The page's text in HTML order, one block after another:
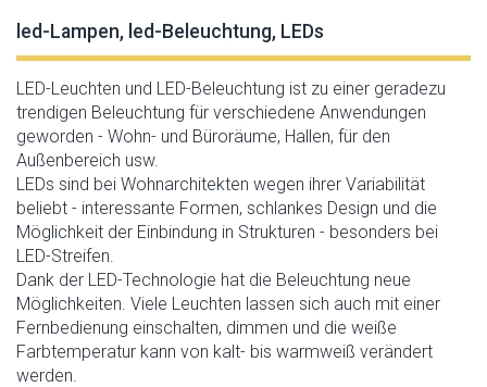
led-Lampen, led-Beleuchtung, LEDs
LED-Leuchten und LED-Beleuchtung ist zu einer geradezu
trendigen Beleuchtung für verschiedene Anwendungen
geworden - Wohn- und Büroräume, Hallen, für den
Außenbereich usw.
LEDs sind bei Wohnarchitekten wegen ihrer Variabilität
beliebt - interessante Formen, schlankes Design und die
Möglichkeit der Einbindung in Strukturen - besonders bei
LED-Streifen.
Dank der LED-Technologie hat die Beleuchtung neue
Möglichkeiten. Viele Leuchten lassen sich auch mit einer
Fernbedienung einschalten, dimmen und die weiße
Farbtemperatur kann von kalt- bis warmweiß verändert
werden.